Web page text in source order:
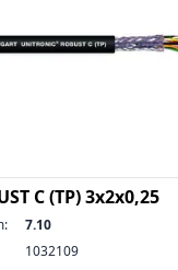
C (TP) 3x2x0,25
7.10
1032109